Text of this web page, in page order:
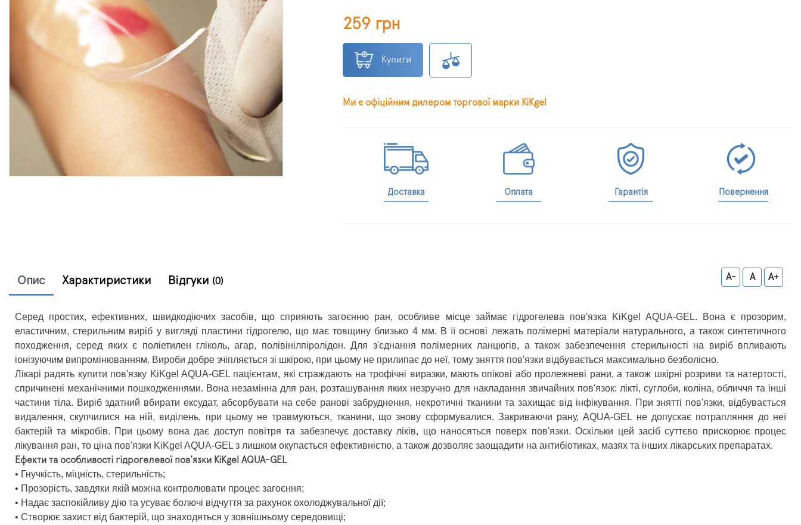
259 грн
Купити
Ми є офіційним дилером торгової марки KiKgеl
Доставка Оплата Гарантія Повернення
Опис Характиристики Відгуки (0) A- A A+
Серед простих, ефективних, швидкодіючих засобів, що сприяють загоєнню ран, особливе місце займає гідрогелева пов'язка KiKgel AQUA-GEL. Вона є прозорим,
еластичним, стерильним виріб у вигляді пластини гідрогелю, що має товщину близько 4 мм. В її основі лежать полімерні матеріали натурального, а також синтетичного
походження, серед яких є поліетилен гліколь, агар, полівінілпіролідон. Для з'єднання полімерних ланцюгів, а також забезпечення стерильності на виріб впливають
іонізуючим випромінюванням. Вироби добре зчіпляється зі шкірою, при цьому не прилипає до неї, тому зняття пов'язки відбувається максимально безболісно.
Лікарі радять купити пов'язку KiKgеl AQUA-GEL пацієнтам, які страждають на трофічні виразки, мають опікові або пролежневі рани, а також шкірні розриви та натертості,
спричинені механічними пошкодженнями. Вона незамінна для ран, розташування яких незручно для накладання звичайних пов'язок: лікті, суглоби, коліна, обличчя та інші
частини тіла. Виріб здатний вбирати ексудат, абсорбувати на себе ранові забруднення, некротичні тканини та захищає від інфікування. При знятті пов'язки, відбувається
видалення, скупчилися на ній, виділень, при цьому не травмуються, тканини, що знову сформувалися. Закриваючи рану, AQUA-GEL не допускає потрапляння до неї
бактерій та мікробів. При цьому вона дає доступ повітря та забезпечує доставку ліків, що наносяться поверх пов'язки. Оскільки цей засіб суттєво прискорює процес
лікування ран, то ціна пов'язки KiKgеl AQUA-GEL з лишком окупається ефективністю, а також дозволяє заощадити на антибіотиках, мазях та інших лікарських препаратах.
Ефекти та особливості гідрогелевої пов'язки KiKgel AQUA-GEL
• Гнучкість, міцність, стерильність;
• Прозорість, завдяки якій можна контролювати процес загоєння;
• Надає заспокійливу дію та усуває болючі відчуття за рахунок охолоджувальної дії;
• Створює захист від бактерій, що знаходяться у зовнішньому середовищі;